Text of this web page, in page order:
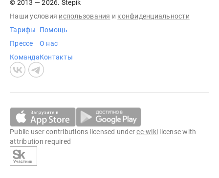
© 2013 — 2026. Stepik
Наши условия использования и конфиденциальности
Тарифы
Прессе
Команда
Помощь
О нас
Контакты
Public user contributions licensed undercc-wiki license with
attribution required